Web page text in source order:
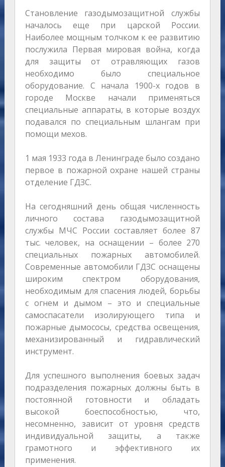
Становление газодымозащитной службы
началось еще при царской России.
Наиболее мощным толчком к ее развитию
послужила Первая мировая война, когда
для защиты от отравляющих газов
необходимо было специальное
оборудование. С начала 1900-х годов в
городе Москве начали применяться
специальные аппараты, в которые воздух
подавался по специальным шлангам при
помощи мехов.
1 мая 1933 года в Ленинграде было создано
первое в пожарной охране нашей страны
отделение ГДЗС.
На сегодняшний день общая численность
личного состава газодымозащитной
службы МЧС России составляет более 87
тыс. человек, на оснащении – более 270
специальных пожарных автомобилей.
Современные автомобили ГДЗС оснащены
широким спектром оборудования,
необходимым для спасения людей, борьбы
с огнем и дымом – это и специальные
самоспасатели изолирующего типа и
пожарные дымососы, средства освещения,
механизированный и гидравлический
инструмент.
Для успешного выполнения боевых задач
подразделения пожарных должны быть в
постоянной готовности и обладать
высокой боеспособностью, что,
несомненно, зависит от уровня средств
индивидуальной защиты, а также
грамотного и эффективного их
применения.